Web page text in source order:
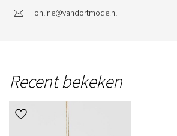
online@vandortmode.nl
Recent bekeken